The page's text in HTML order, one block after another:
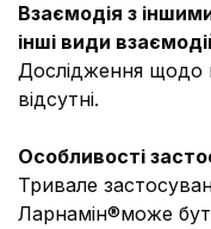
Взаємодія з
інші види
Дослідження щодо
відсутні.
Особливості
Тривале
Ларнамін®може